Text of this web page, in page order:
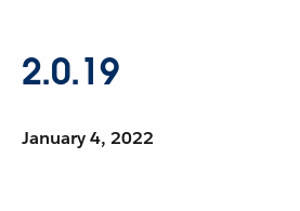
2.0.19
January 4, 2022